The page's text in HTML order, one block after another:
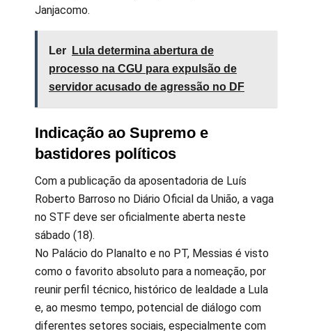
Janjacomo.
Ler
Lula determina abertura de
processo na CGU para expulsão de
servidor acusado de agressão no DF
Indicação ao Supremo e
bastidores políticos
Com a publicação da aposentadoria de Luís
Roberto Barroso no Diário Oficial da União, a vaga
no STF deve ser oficialmente aberta neste
sábado (18).
No Palácio do Planalto e no PT, Messias é visto
como o favorito absoluto para a nomeação, por
reunir perfil técnico, histórico de lealdade a Lula
e, ao mesmo tempo, potencial de diálogo com
diferentes setores sociais, especialmente com